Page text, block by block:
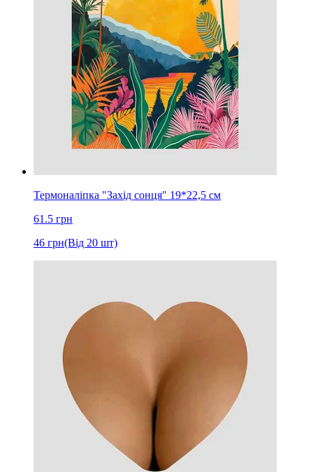
Термоналіпка "Захід сонця" 19*22,5 см
61.5 грн
46 грн(Від 20 шт)